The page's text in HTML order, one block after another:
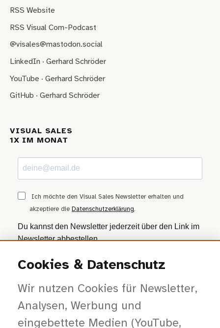
RSS Website
RSS Visual Com-Podcast
@visales@mastodon.social
LinkedIn · Gerhard Schröder
YouTube · Gerhard Schröder
GitHub · Gerhard Schröder
VISUAL SALES
1X IM MONAT
Ich möchte den Visual Sales Newsletter erhalten und
akzeptiere die Datenschutzerklärung.
Du kannst den Newsletter jederzeit über den Link im
Newsletter abbestellen.
ANMELDEN
Wir nutzen Brevo als Marketing-Plattform. Mit dem Absenden stimmst du zu, dass
deine Daten zur Bearbeitung an Brevo übertragen werden — gemäß der
Datenschutzerklärung von Brevo.
Cookies & Datenschutz
Wir nutzen Cookies für Newsletter,
Analysen, Werbung und
eingebettete Medien (YouTube,